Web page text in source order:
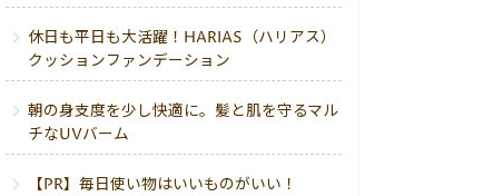
休日も平日も大活躍！HARIAS（ハリアス）
クッションファンデーション
朝の身支度を少し快適に。髪と肌を守るマル
チなUVバーム
【PR】毎日使い物はいいものがいい！